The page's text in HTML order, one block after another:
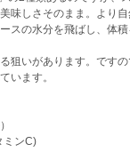
味しさそのまま。より
スの水分を飛ばし、体
狙いがあります。です
います。
ミンC)